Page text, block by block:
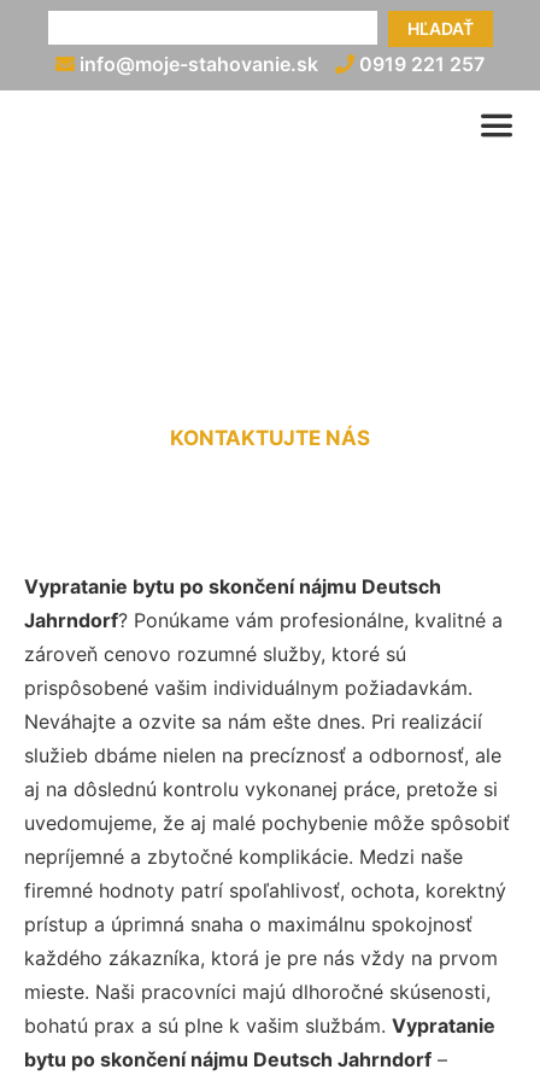
HĽADAŤ
info@moje-stahovanie.sk 0919 221 257
KONTAKTUJTE NÁS
Vypratanie bytu po skončení nájmu Deutsch
Jahrndorf? Ponúkame vám profesionálne, kvalitné a
zároveň cenovo rozumné služby, ktoré sú
prispôsobené vašim individuálnym požiadavkám.
Neváhajte a ozvite sa nám ešte dnes. Pri realizácií
služieb dbáme nielen na precíznosť a odbornosť, ale
aj na dôslednú kontrolu vykonanej práce, pretože si
uvedomujeme, že aj malé pochybenie môže spôsobiť
nepríjemné a zbytočné komplikácie. Medzi naše
firemné hodnoty patrí spoľahlivosť, ochota, korektný
prístup a úprimná snaha o maximálnu spokojnosť
každého zákazníka, ktorá je pre nás vždy na prvom
mieste. Naši pracovníci majú dlhoročné skúsenosti,
bohatú prax a sú plne k vašim službám. Vypratanie
bytu po skončení nájmu Deutsch Jahrndorf –